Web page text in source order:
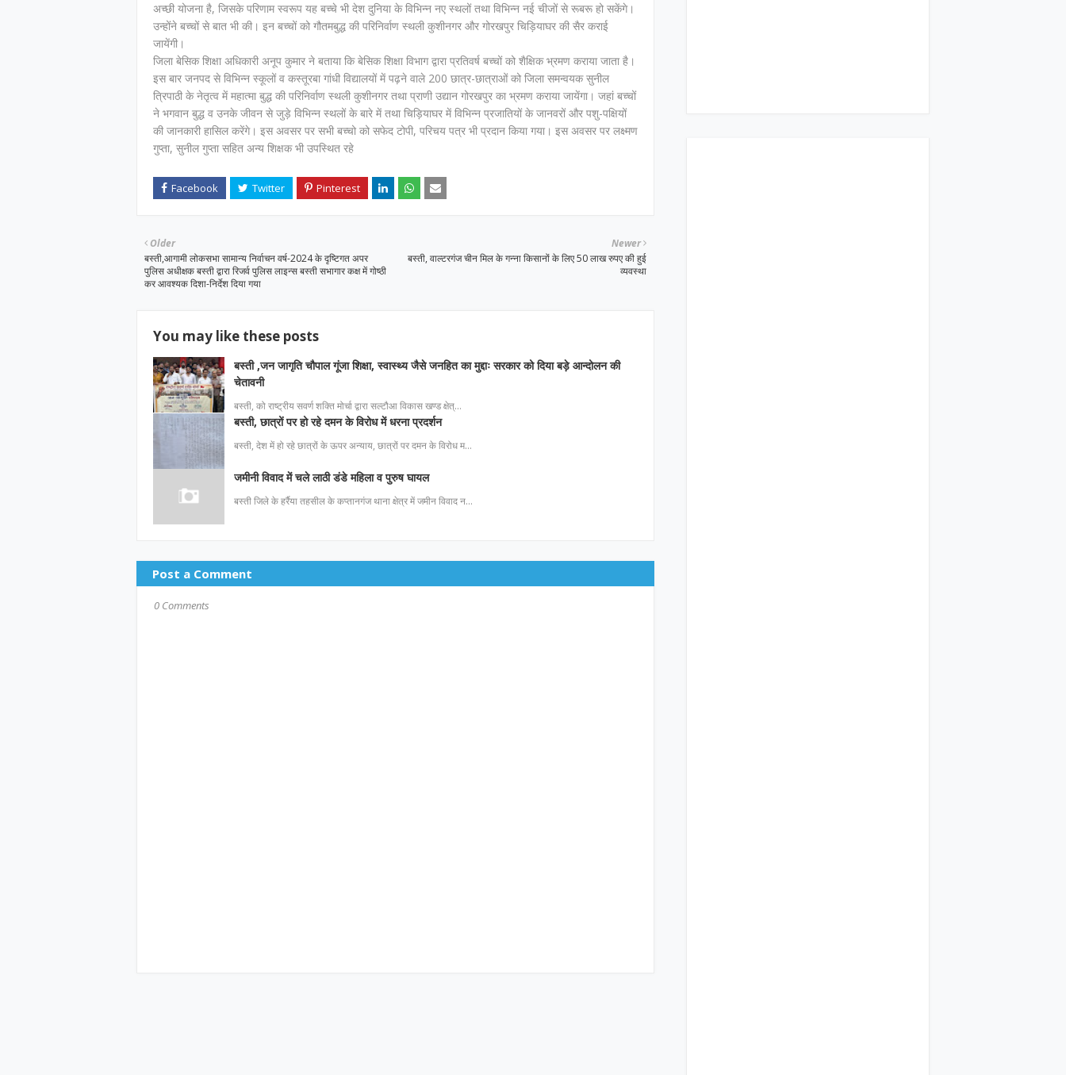
अच्छी योजना है, जिसके परिणाम स्वरूप यह बच्चे भी देश दुनिया के विभिन्न नए स्थलों तथा विभिन्न नई चीजों से रूबरू हो सकेंगे।
उन्होंने बच्चों से बात भी की। इन बच्चों को गौतमबुद्ध की परिनिर्वाण स्थली कुशीनगर और गोरखपुर चिड़ियाघर की सैर कराई
जायेंगी।
जिला बेसिक शिक्षा अधिकारी अनूप कुमार ने बताया कि बेसिक शिक्षा विभाग द्वारा प्रतिवर्ष बच्चों को शैक्षिक भ्रमण कराया जाता है।
इस बार जनपद से विभिन्न स्कूलों व कस्तूरबा गांधी विद्यालयों में पढ़ने वाले 200 छात्र-छात्राओं को जिला समन्वयक सुनील
त्रिपाठी के नेतृत्व में महात्मा बुद्ध की परिनिर्वाण स्थली कुशीनगर तथा प्राणी उद्यान गोरखपुर का भ्रमण कराया जायेंगा। जहां बच्चों
ने भगवान बुद्ध व उनके जीवन से जुड़े विभिन्न स्थलों के बारे में तथा चिड़ियाघर में विभिन्न प्रजातियों के जानवरों और पशु-पक्षियों
की जानकारी हासिल करेंगे। इस अवसर पर सभी बच्चो को सफेद टोपी, परिचय पत्र भी प्रदान किया गया। इस अवसर पर लक्ष्मण
गुप्ता, सुनील गुप्ता सहित अन्य शिक्षक भी उपस्थित रहे
Newer
बस्ती, वाल्टरगंज चीन मिल के गन्ना किसानों के लिए 50 लाख रुपए की हुई
व्यवस्था
Older
बस्ती,आगामी लोकसभा सामान्य निर्वाचन वर्ष-2024 के दृष्टिगत अपर
पुलिस अधीक्षक बस्ती द्वारा रिजर्व पुलिस लाइन्स बस्ती सभागार कक्ष में गोष्ठी
कर आवश्यक दिशा-निर्देश दिया गया
You may like these posts
बस्ती ,जन जागृति चौपाल गूंजा शिक्षा, स्वास्थ्य जैसे जनहित का मुद्दाः सरकार को दिया बड़े आन्दोलन की
चेतावनी
बस्ती, को राष्ट्रीय सवर्ण शक्ति मोर्चा द्वारा सल्टौआ विकास खण्ड क्षेत्…
बस्ती, छात्रों पर हो रहे दमन के विरोध में धरना प्रदर्शन
बस्ती, देश में हो रहे छात्रों के ऊपर अन्याय, छात्रों पर दमन के विरोध म…
जमीनी विवाद में चले लाठी डंडे महिला व पुरुष घायल
बस्ती जिले के हर्रैया तहसील के कप्तानगंज थाना क्षेत्र में जमीन विवाद न…
Post a Comment
0 Comments